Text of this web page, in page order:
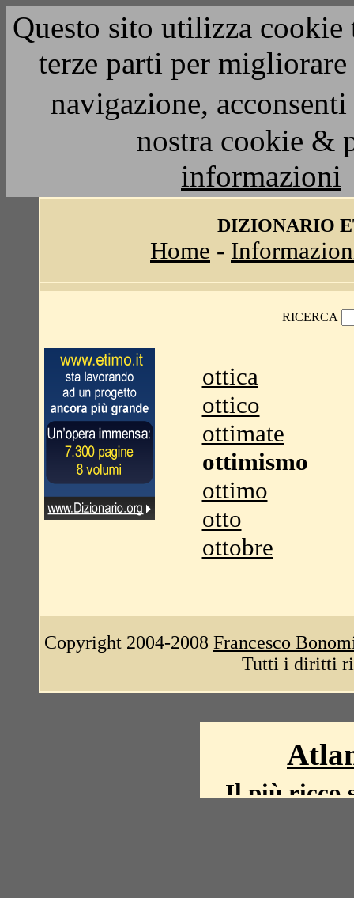
Questo sito utilizza
terze parti per
navigazione,
nostra cookie &
informazioni
DIZIONARIO
Home -
RICERCA
ottica
ottico
ottimate
ottimismo
ottimo
otto
ottobre
Copyright 2004-2008 Francesco
Tutti i diritti
Il più ricco